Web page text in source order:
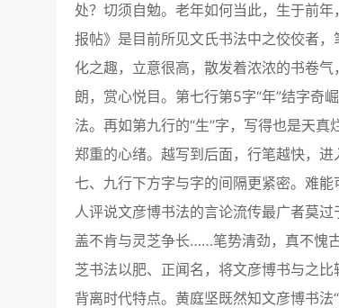
处？切须自勉。老年如何当此，生于前
报帖》是目前所见文氏书法中之佼佼者
化之趣，立意很高，散发着浓浓的书卷
朗，赏心悦目。第七行第5字“年”结字奇
法。再如第九行的“生”字，写得也是天
郑重的心绪。越写到后面，行笔越快，
七、九行下方字与字的间隔更紧密。难
人评说文彦博书法的言论流传最广者莫
盖不肯与灵芝争长……笔势清劲，真不愧
芝书法以肥、正闻名，将文彦博书与之
背离时代特点。黄庭坚既然知文彦博书法